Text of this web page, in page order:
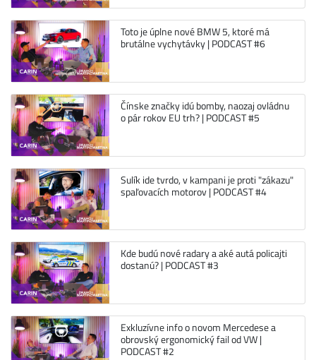
Toto je úplne nové BMW 5, ktoré má
brutálne vychytávky | PODCAST #6
Čínske značky idú bomby, naozaj ovládnu
o pár rokov EU trh? | PODCAST #5
Sulík ide tvrdo, v kampani je proti "zákazu"
spaľovacích motorov | PODCAST #4
Kde budú nové radary a aké autá policajti
dostanú? | PODCAST #3
Exkluzívne info o novom Mercedese a
obrovský ergonomický fail od VW |
PODCAST #2